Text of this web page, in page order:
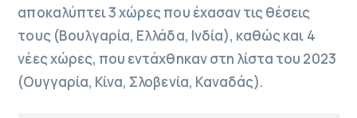
αποκαλύπτει 3 χώρες που έχασαν τις θέσεις
τους (Βουλγαρία, Ελλάδα, Ινδία), καθώς και 4
νέες χώρες, που εντάχθηκαν στη λίστα του 2023
(Ουγγαρία, Κίνα, Σλοβενία, Καναδάς).